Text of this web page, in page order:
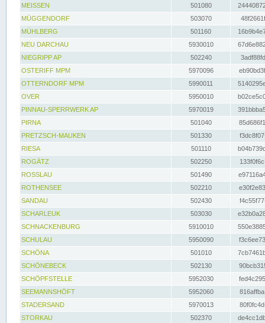
MEISSEN
501080
MÜGGENDORF
503070
MÜHLBERG
501160
NEU DARCHAU
5930010
NIEGRIPP AP
502240
OSTERIFF MPM
5970096
OTTERNDORF MPM
5990011
OVER
5950010
PINNAU-SPERRWERK AP
5970019
PIRNA
501040
PRETZSCH-MAUKEN
501330
RIESA
501110
ROGÄTZ
502250
ROSSLAU
501490
ROTHENSEE
502210
SANDAU
502430
SCHARLEUK
503030
SCHNACKENBURG
5910010
SCHULAU
5950090
SCHÖNA
501010
SCHÖNEBECK
502130
SCHÖPFSTELLE
5952030
SEEMANNSHÖFT
5952060
STADERSAND
5970013
STORKAU
502370